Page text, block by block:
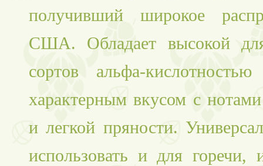
получивший широкое
США. Обладает высокой
сортов альфа-
характерным вкусом с
и легкой пряности.
использовать и для горечи,